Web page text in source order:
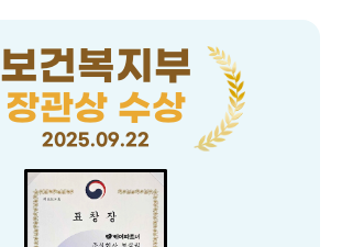
보건복지부
장관상 수상
2025.09.22